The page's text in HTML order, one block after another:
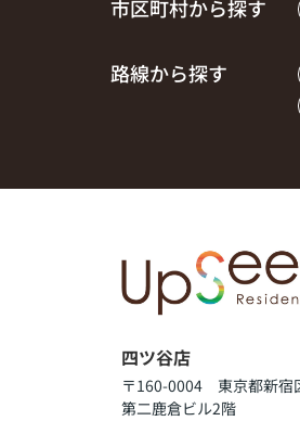
市区町村から探す
路線から探す
四ツ谷店
〒160-0004 東京都新宿
第二鹿倉ビル2階